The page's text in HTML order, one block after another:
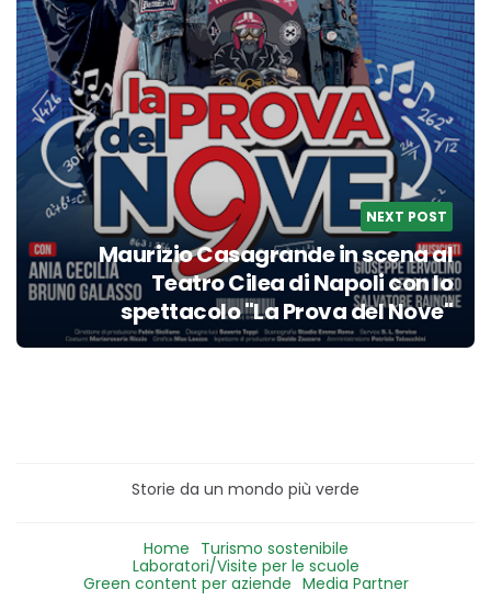
NEXT POST
Maurizio Casagrande in scena al
Teatro Cilea di Napoli con lo
spettacolo "La Prova del Nove"
Storie da un mondo più verde
Home Turismo sostenibile
Laboratori/Visite per le scuole
Green content per aziende Media Partner